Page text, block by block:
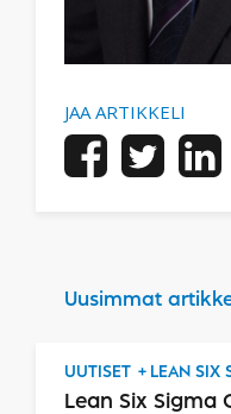
JAA ARTIKKELI
Uusimmat
UUTISET LEAN SIX
Lean Six Sigma